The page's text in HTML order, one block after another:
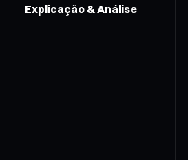
Explicação & Análise